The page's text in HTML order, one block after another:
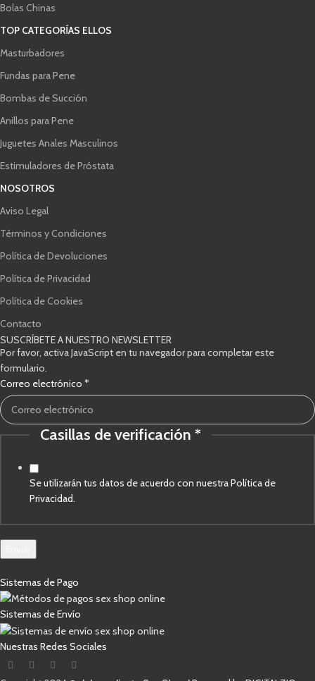
Bolas Chinas
TOP CATEGORÍAS ELLOS
Masturbadores
Fundas para Pene
Bombas de Succión
Anillos para Pene
Juguetes Anales Masculinos
Estimuladores de Próstata
NOSOTROS
Aviso Legal
Términos y Condiciones
Política de Devoluciones
Política de Privacidad
Política de Cookies
Contacto
SUSCRÍBETE A NUESTRO NEWSLETTER
Por favor, activa JavaScript en tu navegador para completar este
formulario.
de
verificación
electrónico
Correo electrónico *
Casillas de verificación *
Se utilizarán tus datos de acuerdo con nuestra Política de
Privacidad.
Sistemas de Pago
Sistemas de Envío
Nuestras Redes Sociales